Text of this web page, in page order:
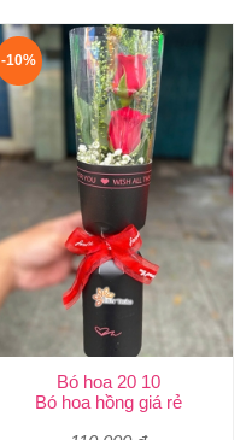
-10%
Bó hoa 20 10
Bó hoa hồng giá rẻ